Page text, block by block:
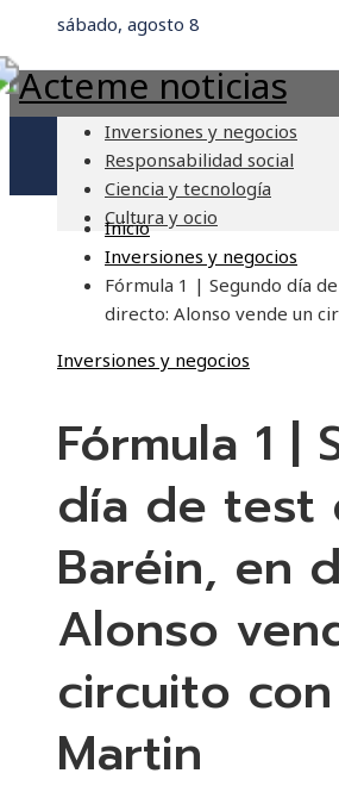
sábado, agosto 8
Inversiones y negocios
Responsabilidad social
Ciencia y tecnología
Cultura y ocio
Inicio
Inversiones y negocios
Fórmula 1 | Segundo día
directo: Alonso vende un
Inversiones y negocios
Fórmula 1 |
día de test
Baréin, en
Alonso
circuito
Martin